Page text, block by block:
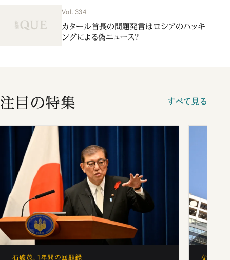
Vol. 334
カタール首長の問題発言はロシアのハッキ
ングによる偽ニュース？
注目の特集 すべて見る
石破茂、1年間の回顧録 なぜ「フ